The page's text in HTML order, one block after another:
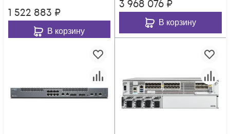
1 522 883 ₽
В корзину
3 968 076 ₽
В корзину